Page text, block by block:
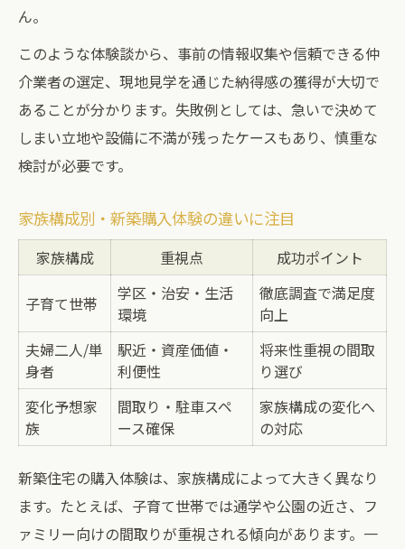
ん。
このような体験談から、事前の情報収集や信頼できる仲
介業者の選定、現地見学を通じた納得感の獲得が大切で
あることが分かります。失敗例としては、急いで決めて
しまい立地や設備に不満が残ったケースもあり、慎重な
検討が必要です。
家族構成別・新築購入体験の違いに注目
家族構成 重視点 成功ポイント
子育て世帯
学区・治安・生活
環境
徹底調査で満足度
向上
夫婦二人/単
身者
駅近・資産価値・
利便性
将来性重視の間取
り選び
変化予想家
族
間取り・駐車スペ
ース確保
家族構成の変化へ
の対応
新築住宅の購入体験は、家族構成によって大きく異なり
ます。たとえば、子育て世帯では通学や公園の近さ、フ
ァミリー向けの間取りが重視される傾向があります。一